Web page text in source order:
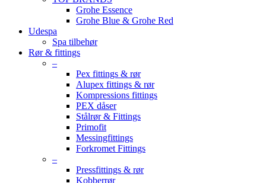
Grohe Essence
Grohe Blue & Grohe Red
Udespa
Spa tilbehør
Rør & fittings
–
Pex fittings & rør
Alupex fittings & rør
Kompressions fittings
PEX dåser
Stålrør & Fittings
Primofit
Messingfittings
Forkromet Fittings
–
Pressfittings & rør
Kobberrør